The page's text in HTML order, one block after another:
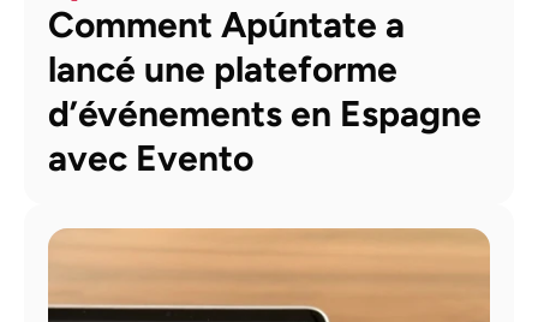
Comment Apúntate a
lancé une plateforme
d’événements en Espagne
avec Evento